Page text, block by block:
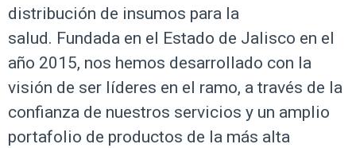
distribución de insumos para la
salud. Fundada en el Estado de Jalisco en el
año 2015, nos hemos desarrollado con la
visión de ser líderes en el ramo, a través de la
confianza de nuestros servicios y un amplio
portafolio de productos de la más alta